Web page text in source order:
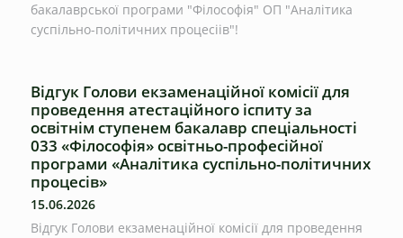
бакалаврської програми "Філософія" ОП "Аналітика
суспільно-політичних процесіів"!
Відгук Голови екзаменаційної комісії для
проведення атестаційного іспиту за
освітнім ступенем бакалавр спеціальності
033 «Філософія» освітньо-професійної
програми «Аналітика суспільно-політичних
процесів»
15.06.2026
Відгук Голови екзаменаційної комісії для проведення